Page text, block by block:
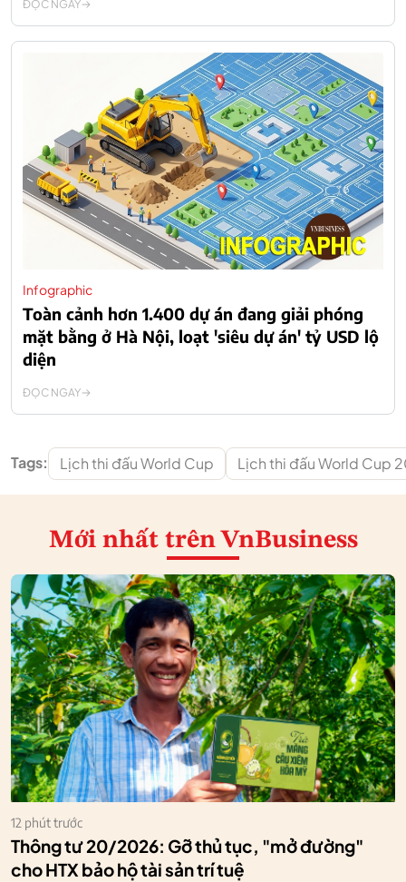
ĐỌC NGAY
Infographic
Toàn cảnh hơn 1.400 dự án đang giải phóng
mặt bằng ở Hà Nội, loạt 'siêu dự án' tỷ USD lộ
diện
ĐỌC NGAY
Tags: Lịch thi đấu World Cup Lịch thi đấu World Cup
Mới nhất trên VnBusiness
12 phút trước
Thông tư 20/2026: Gỡ thủ tục, "mở đường"
cho HTX bảo hộ tài sản trí tuệ